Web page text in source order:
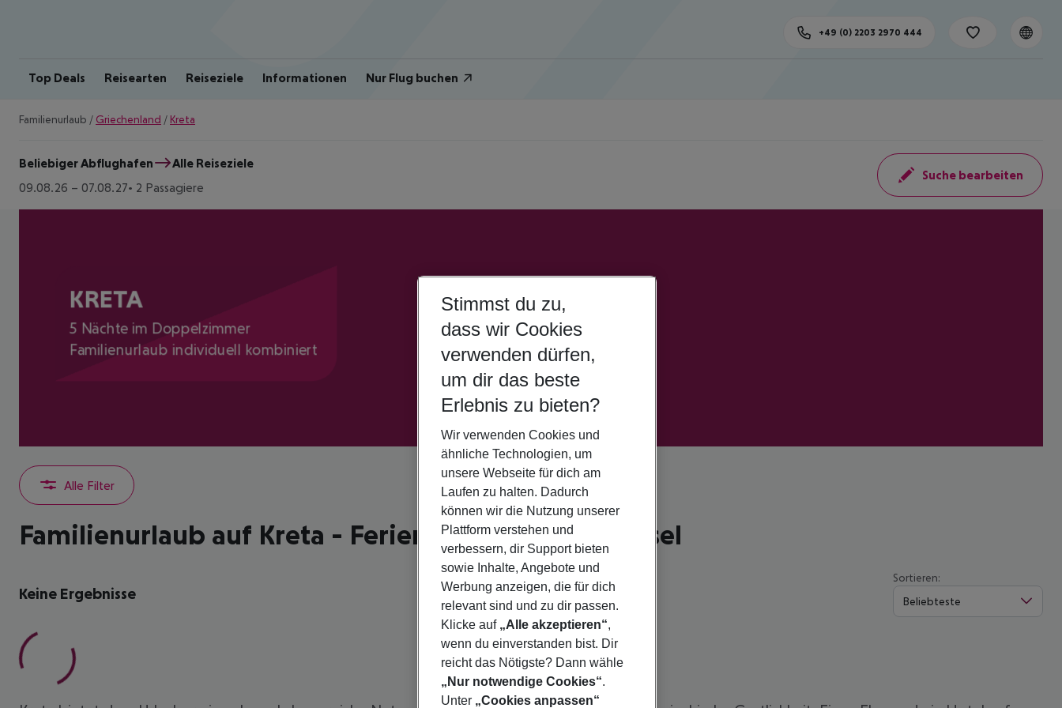
Top Deals Reisearten Reiseziele Informationen Nur Flug buchen
+49 (0) 2203 2970 444
Familienurlaub / Griechenland / Kreta
Beliebiger Abflughafen
Alle Reiseziele
09.08.26 – 07.08.27 2 Passagiere
Suche bearbeiten
KRETA
5 Nächte im Doppelzimmer
Familienurlaub individuell kombiniert
Alle Filter
Familienurlaub auf Kreta - Ferien auf der Mytheninsel
Keine Ergebnisse
Sortieren:
Beliebteste
Stimmst du zu,
dass wir Cookies
verwenden dürfen,
um dir das beste
Erlebnis zu bieten?
Wir verwenden Cookies und
ähnliche Technologien, um
unsere Webseite für dich am
Laufen zu halten. Dadurch
können wir die Nutzung unserer
Plattform verstehen und
verbessern, dir Support bieten
sowie Inhalte, Angebote und
Werbung anzeigen, die für dich
relevant sind und zu dir passen.
Klicke auf „Alle akzeptieren“,
wenn du einverstanden bist. Dir
reicht das Nötigste? Dann wähle
„Nur notwendige Cookies“.
Unter „Cookies anpassen“